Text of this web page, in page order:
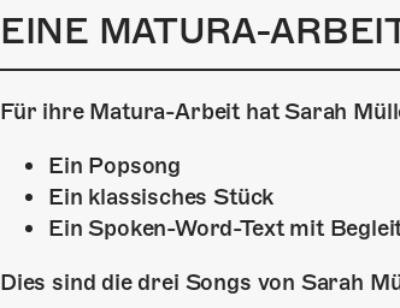
EINE MATURA-
Für ihre Matura-Arbeit hat Sarah
Ein Popsong
Ein klassisches Stück
Ein Spoken-Word-Text mit
Dies sind die drei Songs von Sarah